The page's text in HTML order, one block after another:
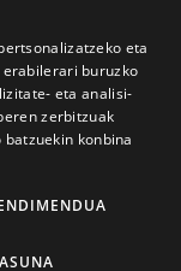
eta
buruzko
eta analisi-
zerbitzuak
konbina